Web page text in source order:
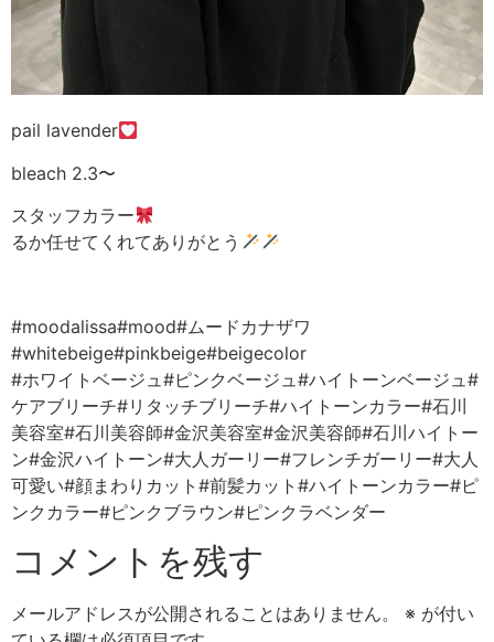
pail lavender
bleach 2.3〜
スタッフカラー
るか任せてくれてありがとう
#moodalissa#mood#ムードカナザワ
#whitebeige#pinkbeige#beigecolor
#ホワイトベージュ#ピンクベージュ#ハイトーンベージュ#
ケアブリーチ#リタッチブリーチ#ハイトーンカラー#石川
美容室#石川美容師#金沢美容室#金沢美容師#石川ハイトー
ン#金沢ハイトーン#大人ガーリー#フレンチガーリー#大人
可愛い#顔まわりカット#前髪カット#ハイトーンカラー#ピ
ンクカラー#ピンクブラウン#ピンクラベンダー
コメントを残す
メールアドレスが公開されることはありません。 ※ が付い